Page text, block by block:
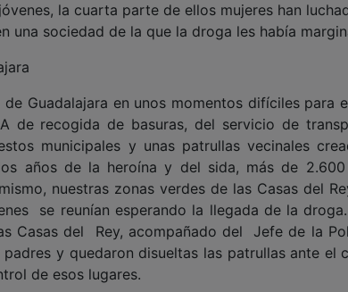
la cuarta parte de ellos mujeres han
una sociedad de la que la droga les había
Guadalajara en unos momentos difíciles para
de recogida de basuras, del servicio de
municipales y unas patrullas vecinales
años de la heroína y del sida, más de 2.600
nuestras zonas verdes de las Casas del
se reunían esperando la llegada de la
Casas del Rey, acompañado del Jefe de la
y quedaron disueltas las patrullas ante el
de esos lugares.